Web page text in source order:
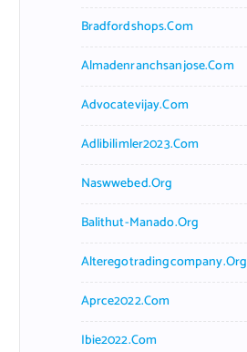
Bradfordshops.com
Almadenranchsanjose.com
Advocatevijay.com
Adlibilimler2023.com
Naswwebed.org
Balithut-Manado.org
Alteregotradingcompany.org
Aprce2022.com
Ibie2022.com